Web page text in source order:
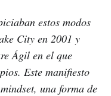
estos modos
City en 2001 y
Ágil en el que
Este manifiesto
una forma de